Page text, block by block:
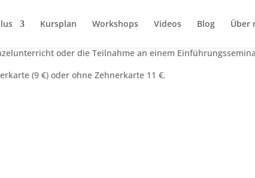
Kursplan Workshops Videos Blog Über
nach Sri O.P. Tiwari.
oder die Teilnahme an einem
(9 €) oder ohne Zehnerkarte 11 €.